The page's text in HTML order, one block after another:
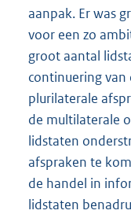
aanpak. Er was
voor een zo
groot aantal
continuering van
plurilaterale
de multilaterale
lidstaten
afspraken te
de handel in
lidstaten